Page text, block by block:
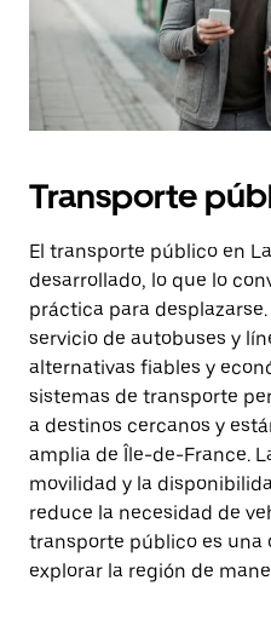
Transporte
El transporte público en
desarrollado, lo que lo
práctica para
servicio de autobuses y
alternativas fiables y
sistemas de transporte
a destinos cercanos y
amplia de Île-de-France.
movilidad y la
reduce la necesidad de
transporte público es una
explorar la región de